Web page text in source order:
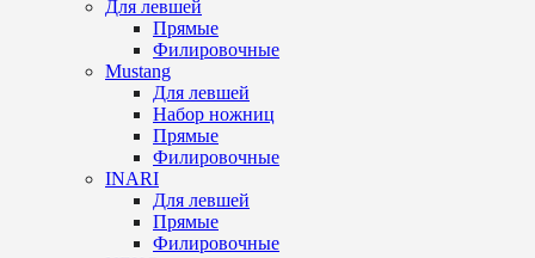
Для левшей
Прямые
Филировочные
Mustang
Для левшей
Набор ножниц
Прямые
Филировочные
INARI
Для левшей
Прямые
Филировочные